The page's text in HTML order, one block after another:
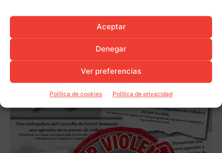
Aceptar
Denegar
Ver preferencias
Política de cookies Política de privacidad